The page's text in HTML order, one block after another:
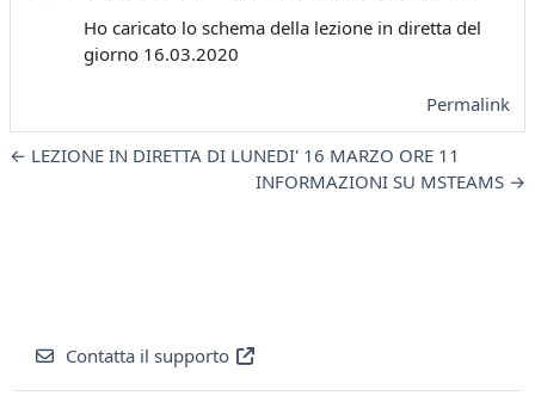
Ho caricato lo schema della lezione in diretta del
giorno 16.03.2020
Permalink
← LEZIONE IN DIRETTA DI LUNEDI' 16 MARZO ORE 11
INFORMAZIONI SU MSTEAMS →
Contatta il supporto